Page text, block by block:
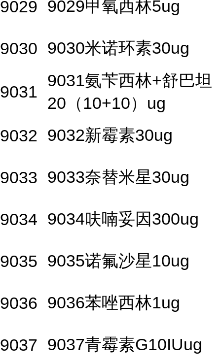
9029 9029甲氧西林5ug
9030 9030米诺环素30ug
9031
9031氨苄西林+舒巴坦
20（10+10）ug
9032 9032新霉素30ug
9033 9033奈替米星30ug
9034 9034呋喃妥因300ug
9035 9035诺氟沙星10ug
9036 9036苯唑西林1ug
9037 9037青霉素G10IUug